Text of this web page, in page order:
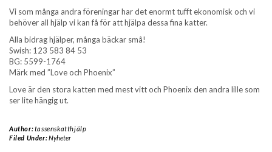
Vi som många andra föreningar har det enormt tufft ekonomisk och vi
behöver all hjälp vi kan få för att hjälpa dessa fina katter.
Alla bidrag hjälper, många bäckar små!
Swish: 123 583 84 53
BG: 5599-1764
Märk med ”Love och Phoenix”
Love är den stora katten med mest vitt och Phoenix den andra lille som
ser lite hängig ut.
Author:tassenskatthjälp
Filed Under:Nyheter